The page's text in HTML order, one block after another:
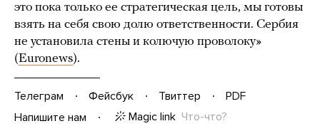
это пока только ее стратегическая цель, мы готовы
взять на себя свою долю ответственности. Сербия
не установила стены и колючую проволоку»
(Euronews).
Телеграм Фейсбук Твиттер
PDF
Напишите нам
Magic link Что-что?